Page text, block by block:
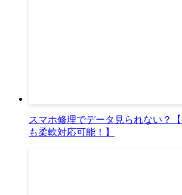
スマホ修理でデータ見られない？
も柔軟対応可能！】